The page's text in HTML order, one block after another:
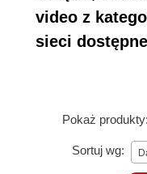
video z
sieci
Pokaż produkty:
Sortuj wg: